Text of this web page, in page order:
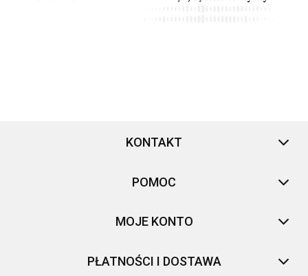
KONTAKT
POMOC
MOJE KONTO
PŁATNOŚCI I DOSTAWA